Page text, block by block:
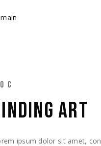
ART
ipsum dolor sit amet,